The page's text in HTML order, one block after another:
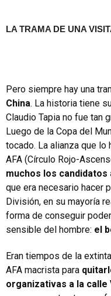
LA TRAMA DE UNA
Pero siempre hay una
China. La historia tiene
Claudio Tapia no fue tan
Luego de la Copa del
tocado. La alianza que lo
AFA (Círculo Rojo-
muchos los candidatos
que era necesario hacer
División, en su mayoría
forma de conseguir
sensible del hombre: el
Eran tiempos de la extinta
AFA macrista para
organizativas a la calle